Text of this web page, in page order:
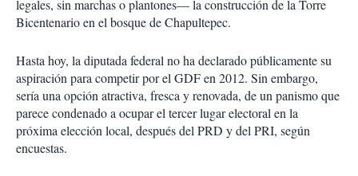
legales, sin marchas o plantones— la construcción de la Torre
Bicentenario en el bosque de Chapultepec.
Hasta hoy, la diputada federal no ha declarado públicamente su
aspiración para competir por el GDF en 2012. Sin embargo,
sería una opción atractiva, fresca y renovada, de un panismo que
parece condenado a ocupar el tercer lugar electoral en la
próxima elección local, después del PRD y del PRI, según
encuestas.